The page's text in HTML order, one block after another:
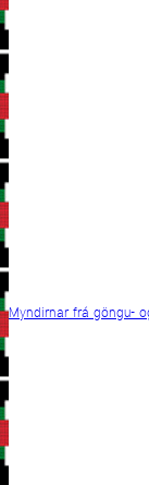
Myndirnar frá göngu-